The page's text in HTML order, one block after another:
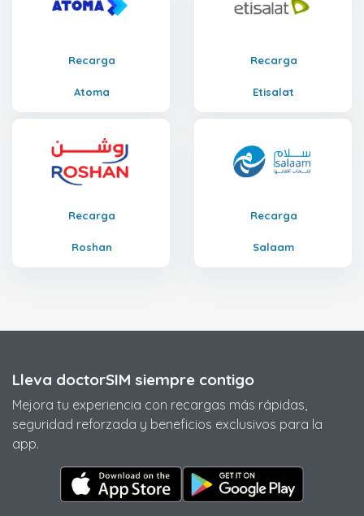
Recarga
Atoma
Recarga
Etisalat
Recarga
Roshan
Recarga
Salaam
Lleva doctorSIM siempre contigo
Mejora tu experiencia con recargas más rápidas,
seguridad reforzada y beneficios exclusivos para la
app.